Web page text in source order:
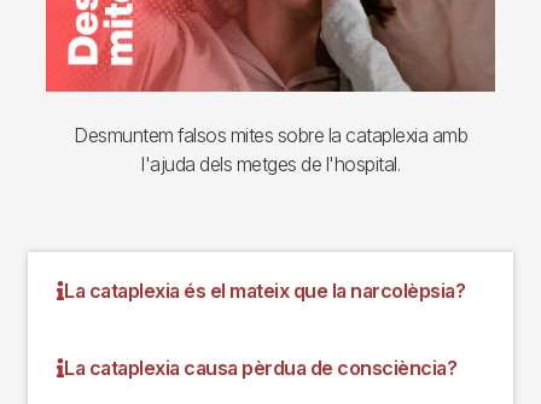
Desmuntem falsos mites sobre la cataplexia amb
l'ajuda dels metges de l'hospital.
La cataplexia és el mateix que la narcolèpsia?
La cataplexia causa pèrdua de consciència?